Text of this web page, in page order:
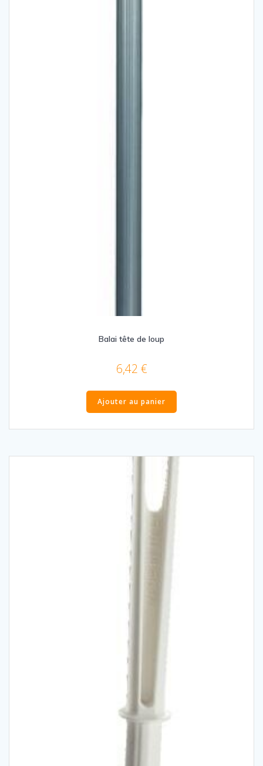
Balai tête de loup
6,42 €
Ajouter au panier